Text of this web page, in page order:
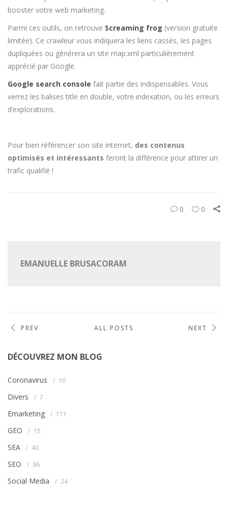
booster votre web marketing.
Parmi ces outils, on retrouve Screaming frog (version gratuite
limitée). Ce crawleur vous indiquera les liens cassés, les pages
dupliquées ou générera un site map.xml particulièrement
apprécié par Google.
Google search console fait partie des indispensables. Vous
verrez les balises title en double, votre indexation, ou les erreurs
d’explorations.
Pour bien référencer son site internet, des contenus
optimisés et intéressants feront la différence pour attirer un
trafic qualifié !
0 0
EMANUELLE BRUSACORAM
PREV ALL POSTS NEXT
DÉCOUVREZ MON BLOG
Coronavirus 10
Divers 7
Emarketing 171
GEO 15
SEA 40
SEO 96
Social Media 24